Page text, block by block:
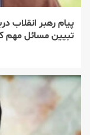
پیام رهبر انقلاب
تبیین مسائل مهم